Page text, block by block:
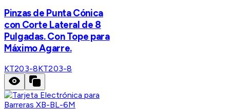
Pinzas de Punta Cónica
con Corte Lateral de 8
Pulgadas. Con Tope para
Máximo Agarre.
KT203-8KT203-8